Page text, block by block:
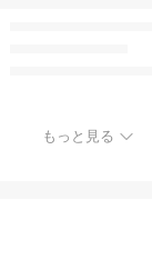
もっと見る